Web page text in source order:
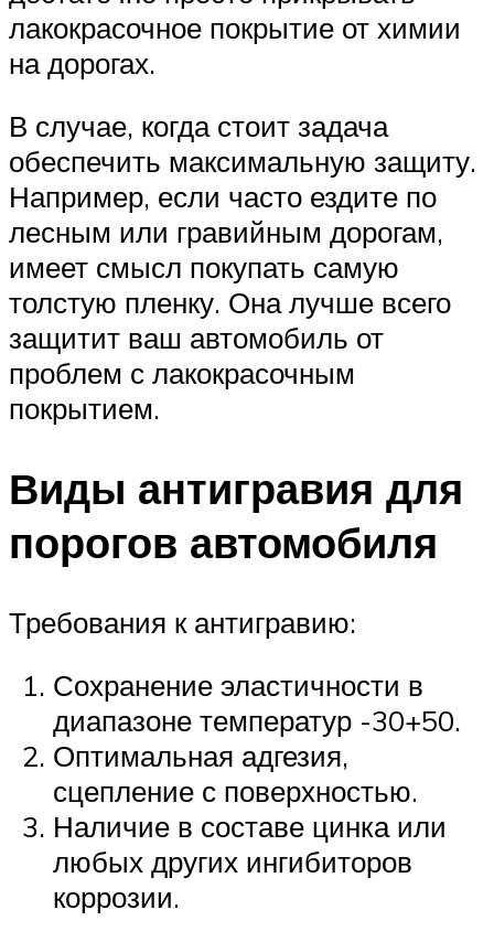
лакокрасочное покрытие от химии
на дорогах.
В случае, когда стоит задача
обеспечить максимальную защиту.
Например, если часто ездите по
лесным или гравийным дорогам,
имеет смысл покупать самую
толстую пленку. Она лучше всего
защитит ваш автомобиль от
проблем с лакокрасочным
покрытием.
Виды антигравия для
порогов автомобиля
Требования к антигравию:
Сохранение эластичности в
диапазоне температур -30+50.
Оптимальная адгезия,
сцепление с поверхностью.
Наличие в составе цинка или
любых других ингибиторов
коррозии.